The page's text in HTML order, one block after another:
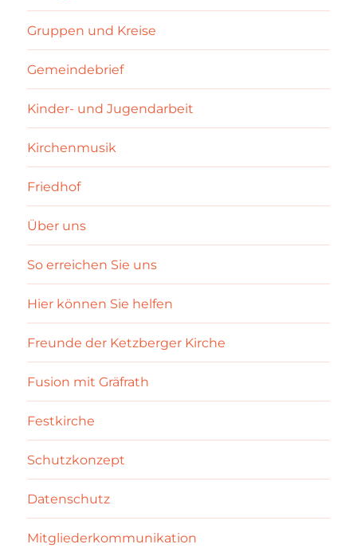
Gruppen und Kreise
Gemeindebrief
Kinder- und Jugendarbeit
Kirchenmusik
Friedhof
Über uns
So erreichen Sie uns
Hier können Sie helfen
Freunde der Ketzberger Kirche
Fusion mit Gräfrath
Festkirche
Schutzkonzept
Datenschutz
Mitgliederkommunikation